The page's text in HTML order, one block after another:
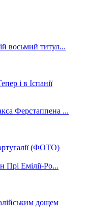
і в Іспанії
(ФОТО)
дощем